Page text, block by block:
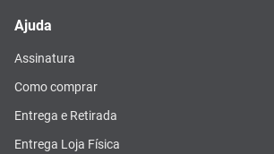
Ajuda
Assinatura
Como comprar
Entrega e Retirada
Entrega Loja Física